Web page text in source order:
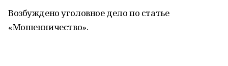
Возбуждено уголовное дело по статье
«Мошенничество».